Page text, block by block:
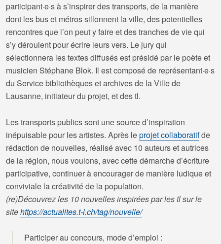
participant·e·s à s’inspirer des transports, de la manière
dont les bus et métros sillonnent la ville, des potentielles
rencontres que l’on peut y faire et des tranches de vie qui
s’y déroulent pour écrire leurs vers. Le jury qui
sélectionnera les textes diffusés est présidé par le poète et
musicien Stéphane Blok. Il est composé de représentant·e·s
du Service bibliothèques et archives de la Ville de
Lausanne, initiateur du projet, et des tl.
Les transports publics sont une source d’inspiration
inépuisable pour les artistes. Après leprojet collaboratifde
rédaction de nouvelles, réalisé avec 10 auteurs et autrices
de la région, nous voulons, avec cette démarche d’écriture
participative, continuer à encourager de manière ludique et
conviviale la créativité de la population.
(re)Découvrez les 10 nouvelles inspirées par les tl sur le
sitehttps://actualites.t-l.ch/tag/nouvelle/
Participer au concours, mode d’emploi :